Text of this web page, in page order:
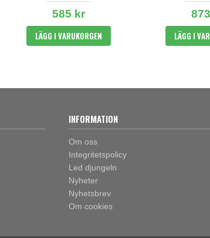
585 kr
LÄGG I VARUKORGEN LÄGG I
INFORMATION
Om oss
Integritetspolicy
Led djungeln
Nyheter
Nyhetsbrev
Om cookies